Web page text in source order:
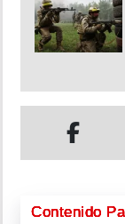
Contenido